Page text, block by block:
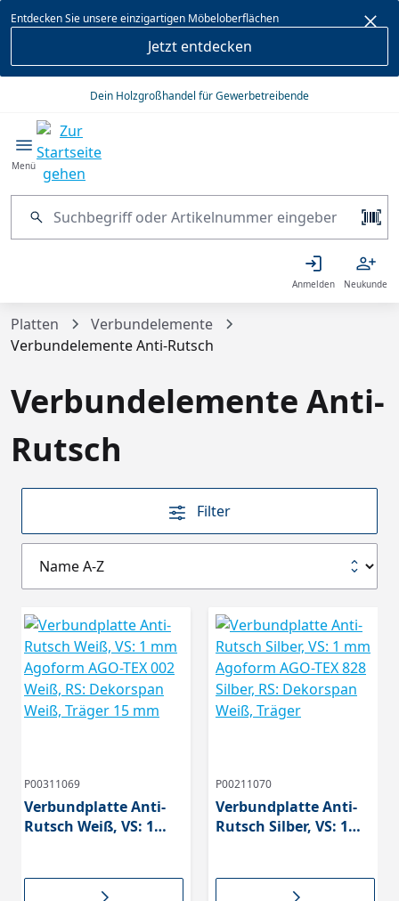
springen
Entdecken Sie unsere einzigartigen Möbeloberflächen
Jetzt entdecken
Dein Holzgroßhandel für Gewerbetreibende
Menü
Anmelden Neukunde
Platten
Verbundelemente
Verbundelemente Anti-Rutsch
Verbundelemente Anti-
Rutsch
Filter
P00311069
Verbundplatte Anti-
Rutsch Weiß, VS: 1
Dekorspan Weiß,
P00211070
Verbundplatte Anti-
Rutsch Silber, VS: 1
Dekorspan Weiß,